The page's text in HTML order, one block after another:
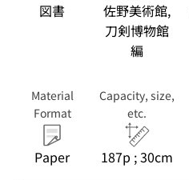
図書
佐野美術館,
刀剣博物館
編
Material
Format
Paper
Capacity, size,
etc.
187p ; 30cm